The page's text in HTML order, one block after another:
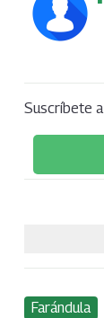
Suscríbete
Farándula